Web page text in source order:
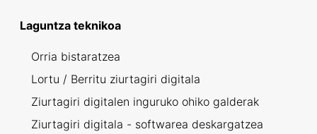
Laguntza teknikoa
Orria bistaratzea
Lortu / Berritu ziurtagiri digitala
Ziurtagiri digitalen inguruko ohiko galderak
Ziurtagiri digitala - softwarea deskargatzea